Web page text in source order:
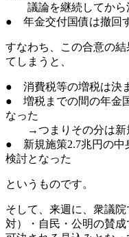
議論を継続してから
● 年金交付国債は撤回
すなわち、この合意の
てしまうと、
● 消費税等の増税は決
● 増税までの間の年金
なった
→つまりその分は新
● 新規施策2.7兆円の中
検討となった
というものです。
そして、来週に、衆議
対）・自民・公明の賛成